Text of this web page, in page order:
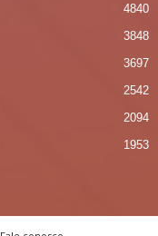
4840
3848
3697
2542
2094
1953